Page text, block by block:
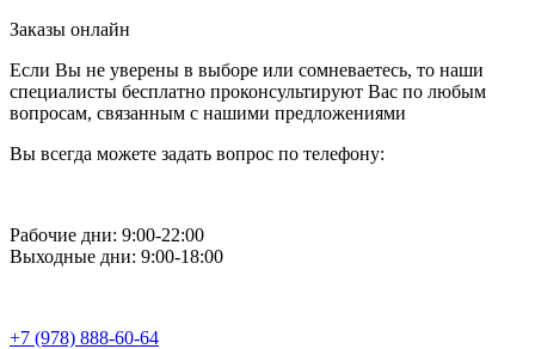
Заказы онлайн
Если Вы не уверены в выборе или сомневаетесь, то наши
специалисты бесплатно проконсультируют Вас по любым
вопросам, связанным с нашими предложениями
Вы всегда можете задать вопрос по телефону:
Рабочие дни: 9:00-22:00
Выходные дни: 9:00-18:00
+7 (978) 888-60-64